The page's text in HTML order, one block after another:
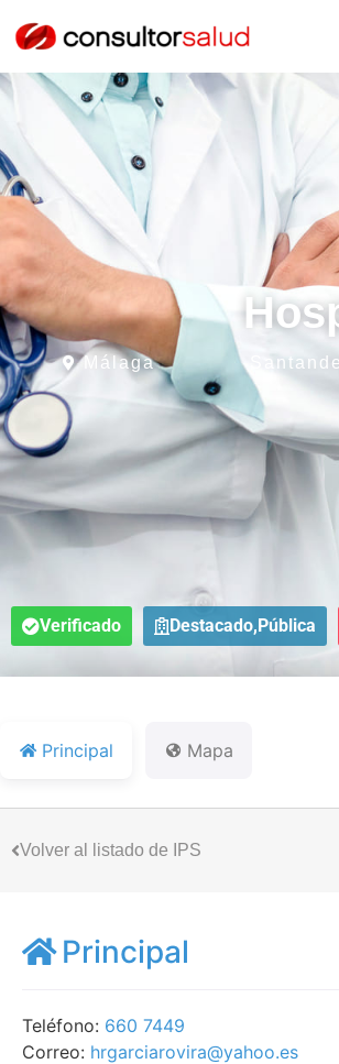
Málaga
Verificado Destacado,Pública
Principal Mapa
Volver al listado de IPS
Principal
Teléfono: 660 7449
Correo: hrgarciarovira@yahoo.es